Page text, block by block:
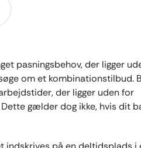
pasningsbehov, der ligger
om et kombinationstilbud.
der ligger uden for
gælder dog ikke, hvis dit